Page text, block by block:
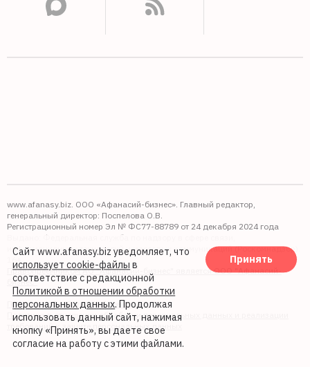
www.afanasy.biz. ООО «Афанасий-бизнес». Главный редактор,
генеральный директор: Поспелова О.В.
Регистрационный номер Эл № ФС77-88789 от 24 декабря 2024 года
Выдано: Федеральная служба по надзору в сфере связи,
информационных технологий и массовых коммуникаций (Роскомнадзор).
Правопреемником АО "Афанасий-бизнес" является ООО "Афанасий-
бизнес"
Политика обработки файлов cookie
Политика в отношении обработки персональных данных и реализации
требований к защите персональных данных
Сайт www.afanasy.biz уведомляет, что
использует cookie-файлы в
соответствие с редакционной
Политикой в отношении обработки
персональных данных. Продолжая
использовать данный сайт, нажимая
кнопку «Принять», вы даете свое
согласие на работу с этими файлами.
Принять